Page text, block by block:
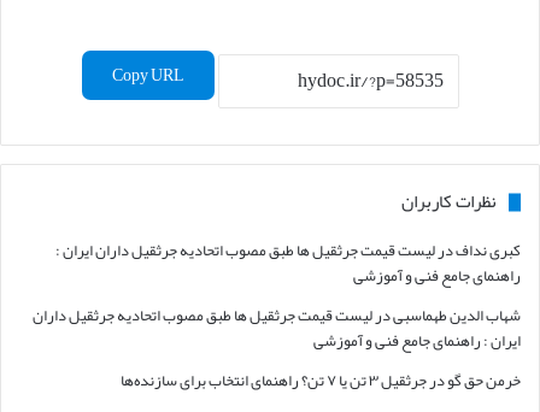
Copy URL
نظرات کاربران
کبری ندافدرلیست قیمت جرثقیل ها طبق مصوب اتحادیه جرثقیل داران ایران :
راهنمای جامع فنی و آموزشی
شهاب الدین طهماسبیدرلیست قیمت جرثقیل ها طبق مصوب اتحادیه جرثقیل داران
ایران : راهنمای جامع فنی و آموزشی
خرمن حق گودرجرثقیل ۳ تن یا ۷ تن؟ راهنمای انتخاب برای سازنده‌ها